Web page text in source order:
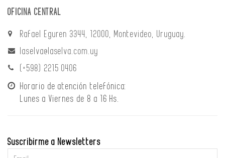
OFICINA CENTRAL
Rafael Eguren 3344, 12000, Montevideo, Uruguay.
laselva@laselva.com.uy
(+598) 2215 0406
Horario de atención telefónica:
Lunes a Viernes de 8 a 16 Hs.
Suscribirme a Newsletters